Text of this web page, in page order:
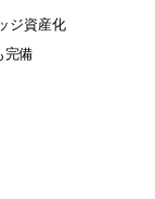
ジ資産化
完備